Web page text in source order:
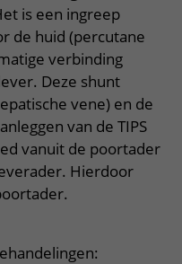
is een ingreep
de huid (percutane
verbinding
Deze shunt
vene) en de
van de TIPS
vanuit de poortader
Hierdoor